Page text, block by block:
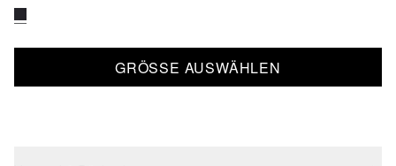
GRÖSSE AUSWÄHLEN